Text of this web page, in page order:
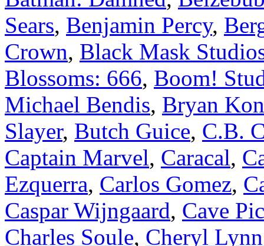
Sears, Benjamin Percy,
Crown, Black Mask
Blossoms: 666, Boom!
Michael Bendis, Bryan
Slayer, Butch Guice, C.B.
Captain Marvel, Caracal,
Ezquerra, Carlos Gomez,
Caspar Wijngaard, Cave
Charles Soule, Cheryl